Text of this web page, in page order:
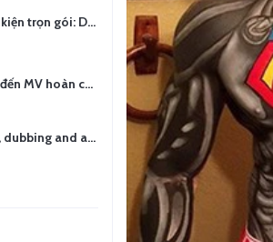
Tổ chức sự kiện trọn gói: Doanh nghiệp được gì khi chọn đơn vị chuyên nghiệp?
Từ ý tưởng đến MV hoàn chỉnh: giải pháp trọn gói tại YCN Media
Voice over, dubbing and audio production services in Vietnam for global content